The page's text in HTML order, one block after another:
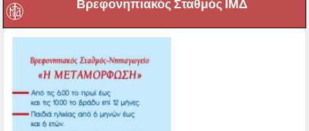
Βρεφονηπιακός Σταθμός ΙΜΔ